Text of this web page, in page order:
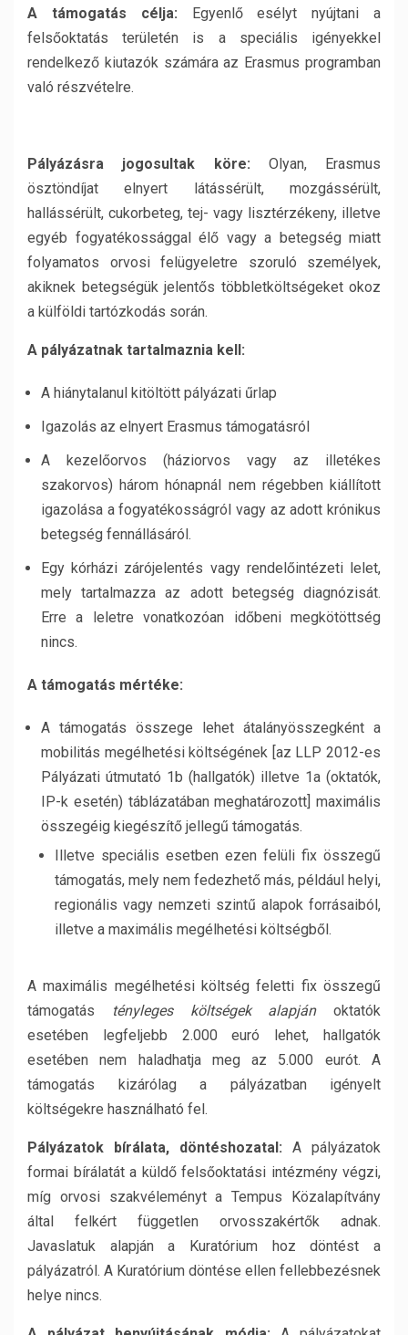
A támogatás célja: Egyenlő esélyt nyújtani a
felsőoktatás területén is a speciális igényekkel
rendelkező kiutazók számára az Erasmus programban
való részvételre.
Pályázásra jogosultak köre: Olyan, Erasmus
ösztöndíjat elnyert látássérült, mozgássérült,
hallássérült, cukorbeteg, tej- vagy lisztérzékeny, illetve
egyéb fogyatékossággal élő vagy a betegség miatt
folyamatos orvosi felügyeletre szoruló személyek,
akiknek betegségük jelentős többletköltségeket okoz
a külföldi tartózkodás során.
A pályázatnak tartalmaznia kell:
A hiánytalanul kitöltött pályázati űrlap
Igazolás az elnyert Erasmus támogatásról
A kezelőorvos (háziorvos vagy az illetékes
szakorvos) három hónapnál nem régebben kiállított
igazolása a fogyatékosságról vagy az adott krónikus
betegség fennállásáról.
Egy kórházi zárójelentés vagy rendelőintézeti lelet,
mely tartalmazza az adott betegség diagnózisát.
Erre a leletre vonatkozóan időbeni megkötöttség
nincs.
A támogatás mértéke:
A támogatás összege lehet átalányösszegként a
mobilitás megélhetési költségének [az LLP 2012-es
Pályázati útmutató 1b (hallgatók) illetve 1a (oktatók,
IP-k esetén) táblázatában meghatározott] maximális
összegéig kiegészítő jellegű támogatás.
Illetve speciális esetben ezen felüli fix összegű
támogatás, mely nem fedezhető más, például helyi,
regionális vagy nemzeti szintű alapok forrásaiból,
illetve a maximális megélhetési költségből.
A maximális megélhetési költség feletti fix összegű
támogatás
tényleges költségek alapjánoktatók
esetében legfeljebb 2.000 euró lehet, hallgatók
esetében nem haladhatja meg az 5.000 eurót. A
támogatás kizárólag a pályázatban igényelt
költségekre használható fel.
Pályázatok bírálata, döntéshozatal: A pályázatok
formai bírálatát a küldő felsőoktatási intézmény végzi,
míg orvosi szakvéleményt a Tempus Közalapítvány
által felkért független orvosszakértők adnak.
Javaslatuk alapján a Kuratórium hoz döntést a
pályázatról. A Kuratórium döntése ellen fellebbezésnek
helye nincs.